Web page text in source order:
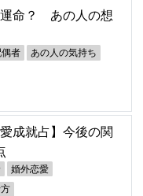
運命？ あの人の想
偶者 あの人の気持ち
成就占】今後の関
婚外恋愛